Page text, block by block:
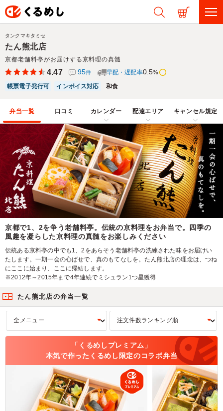
たん熊北店
京都老舗料亭がお届けする京料理の真髄
タンクマキタミセ
4.47 95件 早配・遅配率0.5%
帳票電子発行可
インボイス対応 和食
弁当一覧 口コミ カレンダー 配達エリア キャンセル規定
京都で1、2を争う老舗料亭。伝統の京料理をお弁当で。四季の
風趣を凝らした京料理の真髄をお楽しみください
伝統ある京料亭の中でも1、2をあらそう老舗料亭の洗練された味をお届けい
たします。一期一会の心ばせで、真のもてなしを。たん熊北店の理念は、つね
にここに始まり、ここに帰結します。
※2012年～2015年まで4年連続でミシュラン1つ星獲得
たん熊北店の弁当一覧
「くるめしプレミアム」
本気で作ったくるめし限定のコラボ弁当